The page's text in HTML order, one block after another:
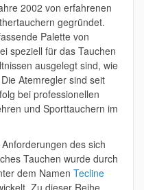
2002 von erfahrenen
gegründet.
Palette von
speziell für das Tauchen
ausgelegt sind, wie
Atemregler sind seit
bei professionellen
und Sporttauchern im
des sich
Tauchen wurde durch
dem Namen Tecline
Zu dieser Reihe